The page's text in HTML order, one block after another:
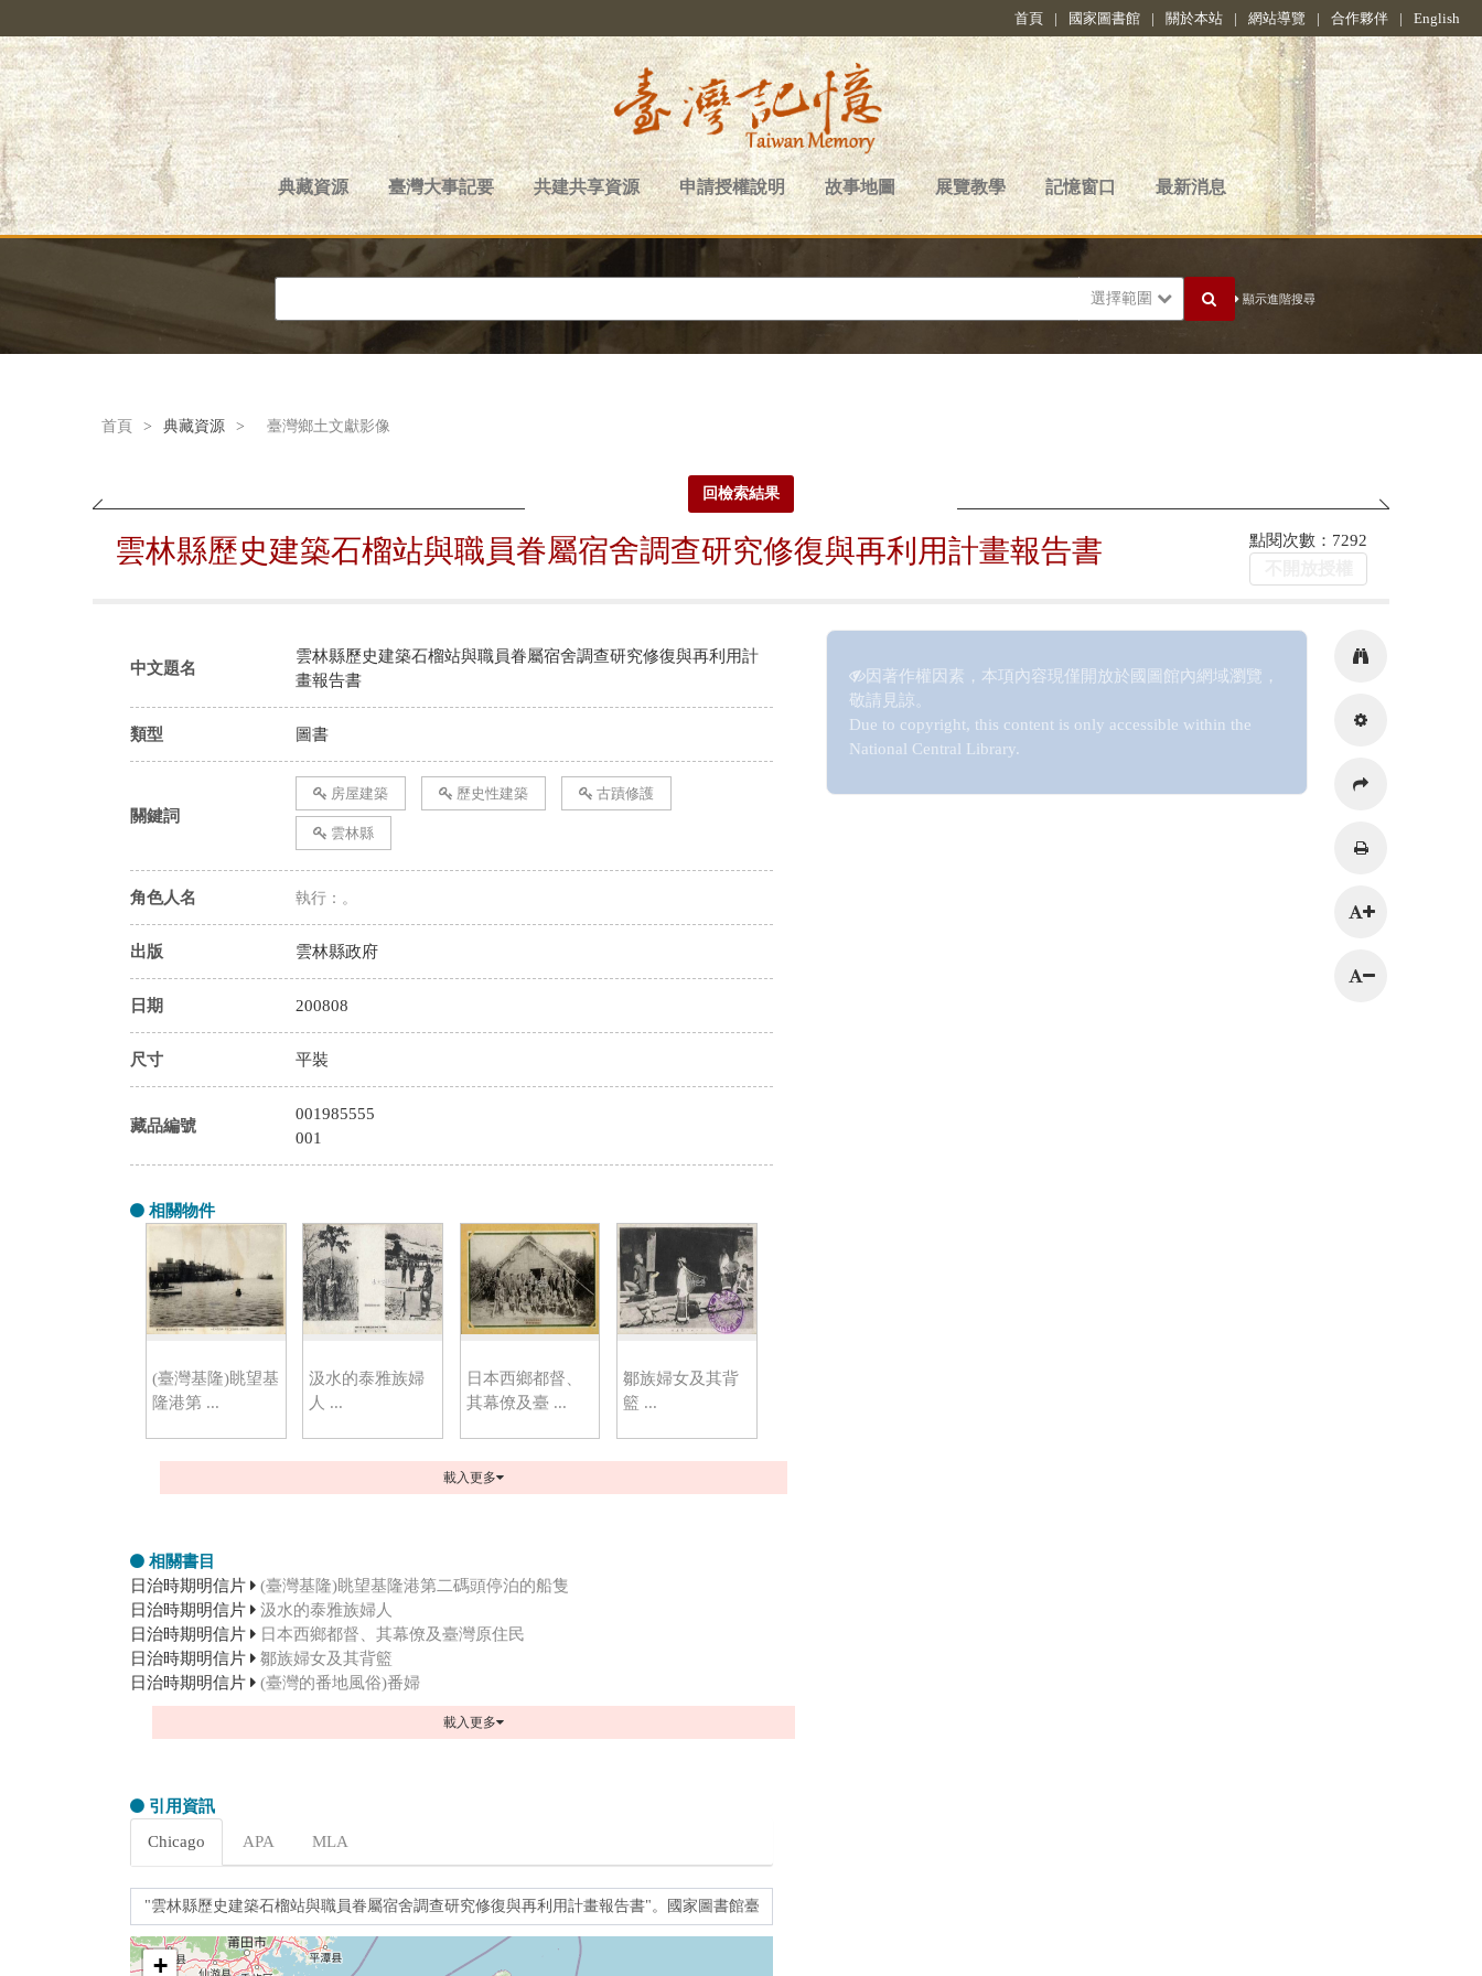
首頁 | 國家圖書館 | 關於本站 | 網站導覽 | 合作夥伴 | English
典藏資源 臺灣大事記要 共建共享資源 申請授權說明 故事地圖 展覽教學 記憶窗口 最新消息
選擇範圍 顯示進階搜尋
首頁 > 典藏資源 > 臺灣鄉土文獻影像
回檢索結果
雲林縣歷史建築石榴站與職員眷屬宿舍調查研究修復與再利用計畫報告書 點閱次數：7292
因著作權因素，本項內容現僅開放於國圖館內網域瀏覽，
敬請見諒。
Due to copyright, this content is only accessible within the
National Central Library.
中文題名
雲林縣歷史建築石榴站與職員眷屬宿舍調查研究修復與再利用計
畫報告書
類型 圖書
關鍵詞
房屋建築 歷史性建築 古蹟修護
雲林縣
角色人名 執行：。
出版 雲林縣政府
日期 200808
尺寸 平裝
藏品編號
001985555
001
相關物件
(臺灣基隆)眺望基
隆港第 ...
汲水的泰雅族婦
人 ...
日本西鄉都督、
其幕僚及臺 ...
鄒族婦女及其背
籃 ...
載入更多
相關書目
日治時期明信片
(臺灣基隆)眺望基隆港第二碼頭停泊的船隻
日治時期明信片
汲水的泰雅族婦人
日治時期明信片
日本西鄉都督、其幕僚及臺灣原住民
日治時期明信片
鄒族婦女及其背籃
日治時期明信片
(臺灣的番地風俗)番婦
載入更多
引用資訊
Chicago
APA MLA
+